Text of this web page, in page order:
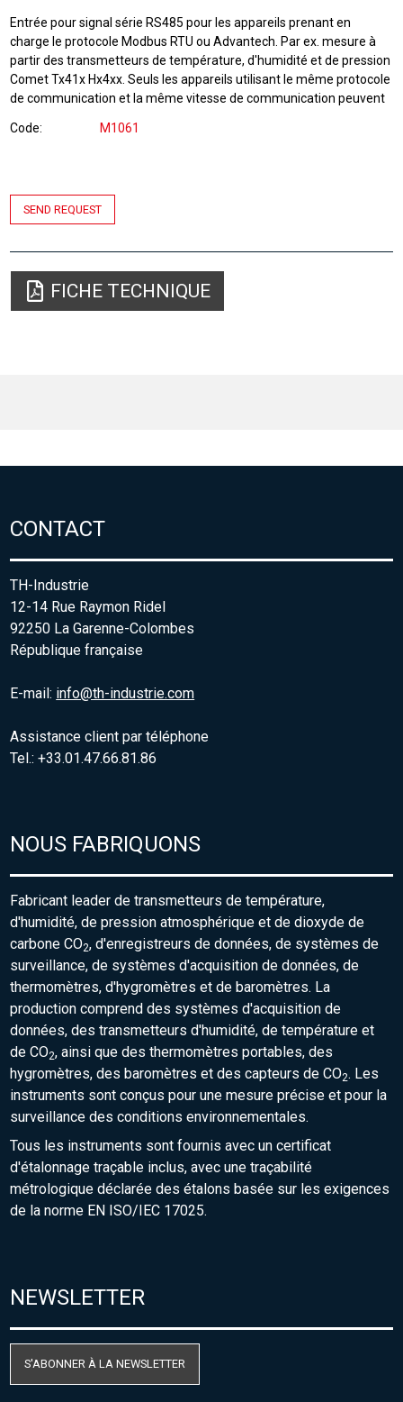
Entrée pour signal série RS485 pour les appareils prenant en
charge le protocole Modbus RTU ou Advantech. Par ex. mesure à
partir des transmetteurs de température, d'humidité et de pression
Comet Tx41x Hx4xx. Seuls les appareils utilisant le même protocole
de communication et la même vitesse de communication peuvent
Code M1061
SEND REQUEST
FICHE TECHNIQUE
CONTACT
TH-Industrie
12-14 Rue Raymon Ridel
92250 La Garenne-Colombes
République française
E-mail: info@th-industrie.com
Assistance client par téléphone
Tel.: +33.01.47.66.81.86
NOUS FABRIQUONS
Fabricant leader de transmetteurs de température,
d'humidité, de pression atmosphérique et de dioxyde de
carbone CO2, d'enregistreurs de données, de systèmes de
surveillance, de systèmes d'acquisition de données, de
thermomètres, d'hygromètres et de baromètres. La
production comprend des systèmes d'acquisition de
données, des transmetteurs d'humidité, de température et
de CO2, ainsi que des thermomètres portables, des
hygromètres, des baromètres et des capteurs de CO2. Les
instruments sont conçus pour une mesure précise et pour la
surveillance des conditions environnementales.
Tous les instruments sont fournis avec un certificat
d'étalonnage traçable inclus, avec une traçabilité
métrologique déclarée des étalons basée sur les exigences
de la norme EN ISO/IEC 17025.
NEWSLETTER
S'ABONNER À LA NEWSLETTER